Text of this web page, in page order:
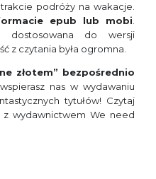
podróży na wakacje.
epub lub mobi
dostosowana do wersji
z czytania była ogromna.
złotem” bezpośrednio
nas w wydawaniu
tytułów! Czytaj
z wydawnictwem We need